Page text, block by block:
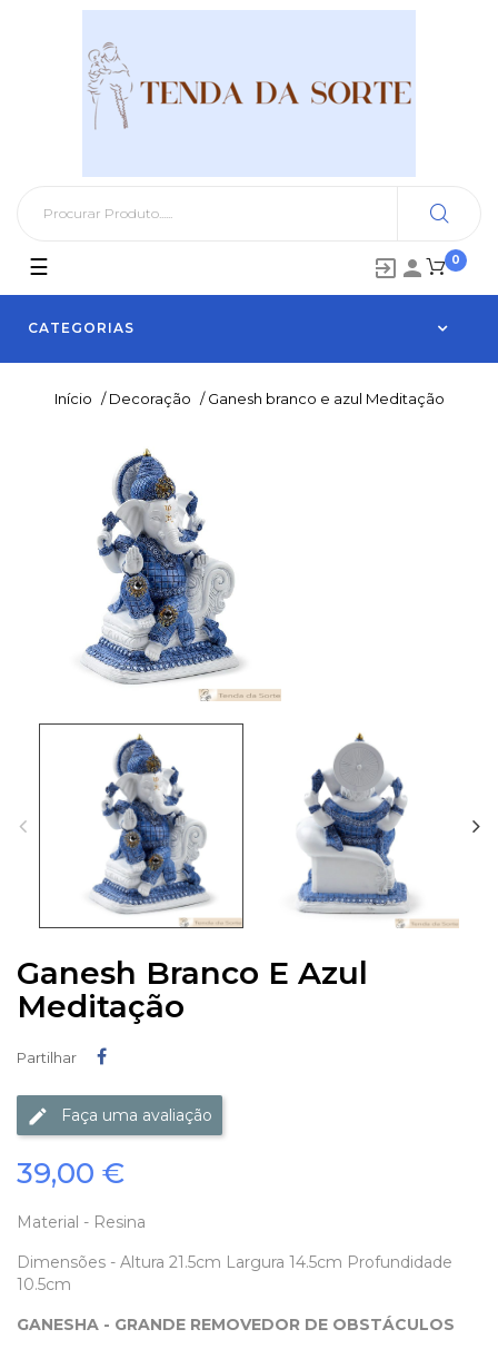
0
 
CATEGORIAS
Toggle
navigation
☰
Início / Decoração / Ganesh branco e azul Meditação
Ganesh Branco E Azul
Meditação
Partilhar
Faça uma avaliação
39,00 €
Material - Resina
Dimensões - Altura 21.5cm Largura 14.5cm Profundidade
10.5cm
GANESHA - GRANDE REMOVEDOR DE OBSTÁCULOS